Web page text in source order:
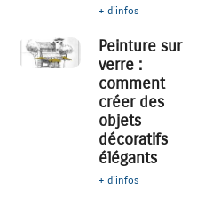
+ d'infos
Peinture sur
verre :
comment
créer des
objets
décoratifs
élégants
+ d'infos